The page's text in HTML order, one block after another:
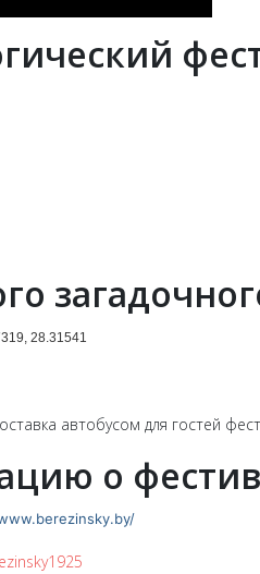
28.31541
автобусом для гостей
о